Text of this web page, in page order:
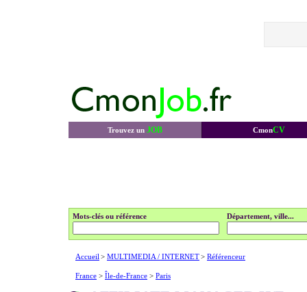
Trouvez un JOB CmonCV
Mots-clés ou référence Département, ville...
Accueil > MULTIMEDIA / INTERNET> Référenceur
France > Île-de-France > Paris